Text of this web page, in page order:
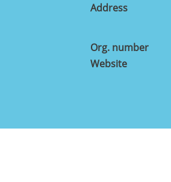
Address
Org. number
Website